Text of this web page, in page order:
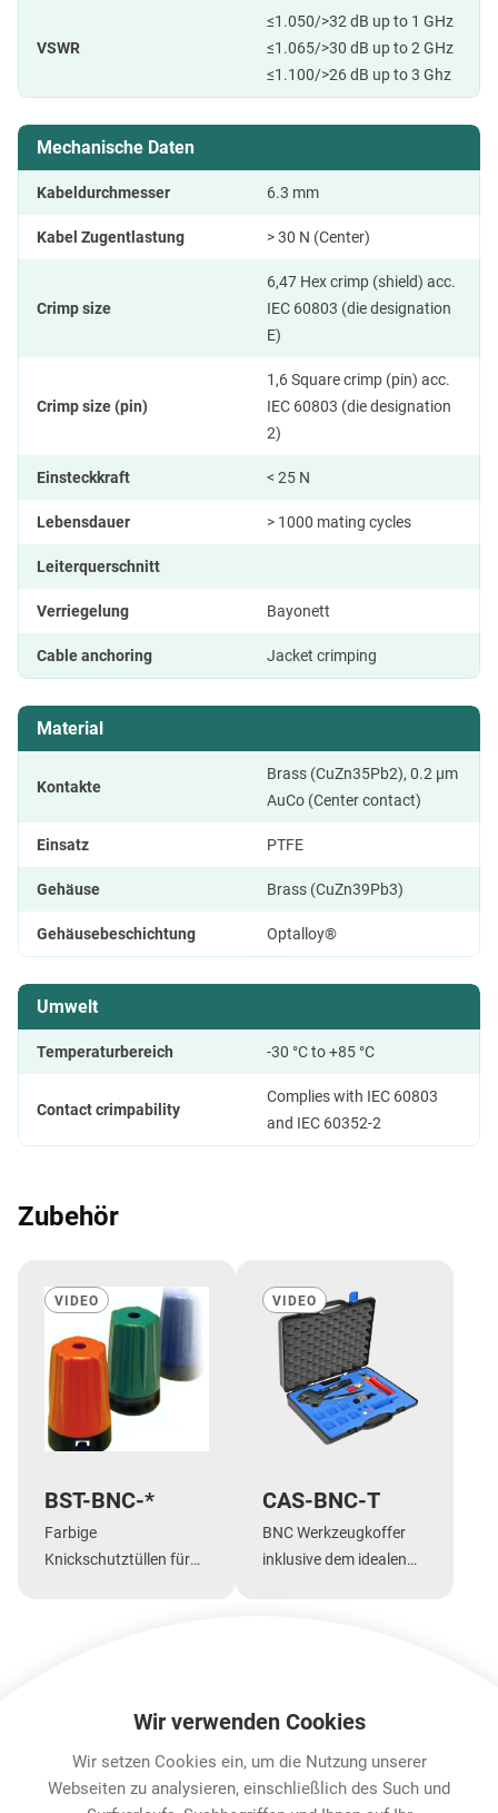
VSWR
≤1.050/>32 dB up to 1 GHz
≤1.065/>30 dB up to 2 GHz
≤1.100/>26 dB up to 3 Ghz
Mechanische Daten
Kabeldurchmesser 6.3 mm
Kabel Zugentlastung > 30 N (Center)
Crimp size
6,47 Hex crimp (shield) acc.
IEC 60803 (die designation
E)
Crimp size (pin)
1,6 Square crimp (pin) acc.
IEC 60803 (die designation
2)
Einsteckkraft < 25 N
Lebensdauer > 1000 mating cycles
Leiterquerschnitt
Verriegelung Bayonett
Cable anchoring Jacket crimping
Material
Kontakte
Brass (CuZn35Pb2), 0.2 µm
AuCo (Center contact)
Einsatz PTFE
Gehäuse Brass (CuZn39Pb3)
Gehäusebeschichtung Optalloy®
Umwelt
Temperaturbereich -30 °C to +85 °C
Contact crimpability
Complies with IEC 60803
and IEC 60352-2
Zubehör
VIDEO
BST-BNC-*
Farbige
Knickschutztüllen für
VIDEO
CAS-BNC-T
BNC Werkzeugkoffer
inklusive dem idealen
Features & Benefits Downloads Technische
Wir verwenden Cookies
Wir setzen Cookies ein, um die Nutzung unserer
Webseiten zu analysieren, einschließlich des Such und